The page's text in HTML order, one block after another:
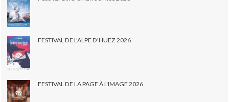
FESTIVAL DE L'ALPE D'HUEZ 2026
FESTIVAL DE LA PAGE À L'IMAGE 2026